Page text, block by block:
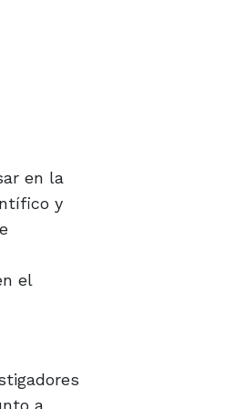
en la
y
el
a